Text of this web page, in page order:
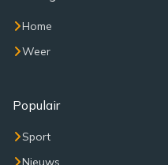
Home
Weer
Populair
Sport
Nieuws